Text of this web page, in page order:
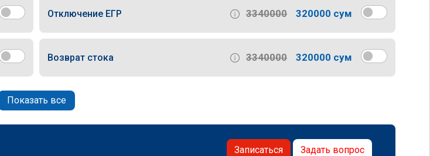
Отключение ЕГР 3340000 320000 сум
Возврат стока 3340000 320000 сум
Показать все
Записаться Задать вопрос